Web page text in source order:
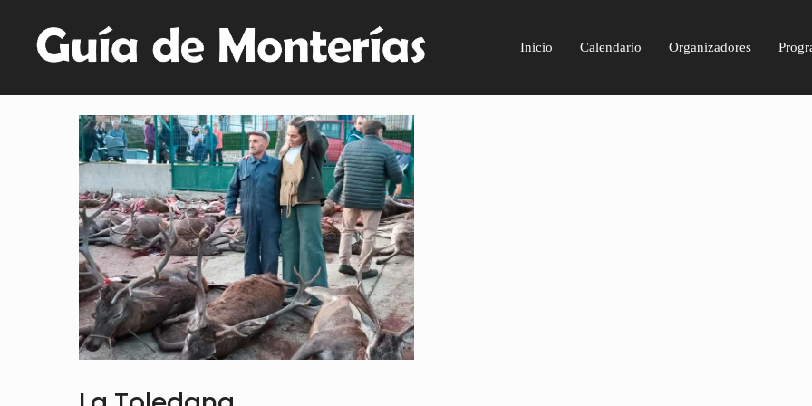
Inicio Calendario Organizadores